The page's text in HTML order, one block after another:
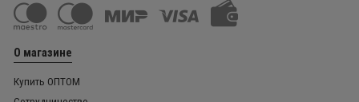
О магазине
Купить ОПТОМ